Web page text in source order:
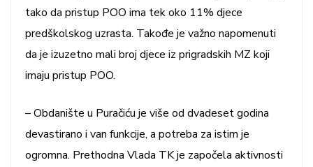
tako da pristup POO ima tek oko 11% djece
predškolskog uzrasta. Takođe je važno napomenuti
da je izuzetno mali broj djece iz prigradskih MZ koji
imaju pristup POO.
– Obdanište u Puračiću je više od dvadeset godina
devastirano i van funkcije, a potreba za istim je
ogromna. Prethodna Vlada TK je započela aktivnosti